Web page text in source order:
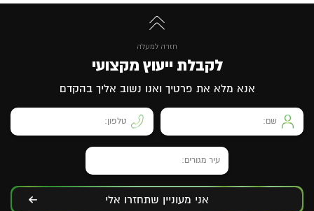
חזרה למעלה
לקבלת ייעוץ מקצועי
אנא מלא את פרטיך ואנו נשוב אליך בהקדם
אני מעוניין שתחזרו אלי